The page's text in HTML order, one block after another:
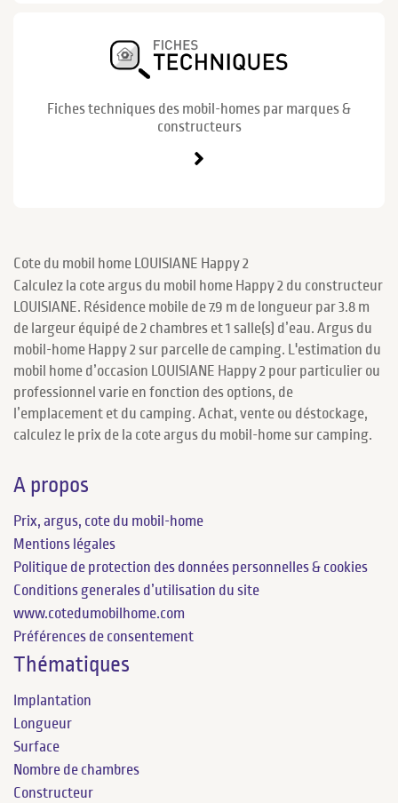
Fiches techniques des mobil-homes par marques &
constructeurs
Cote du mobil home LOUISIANE Happy 2
Calculez la cote argus du mobil home Happy 2 du constructeur
LOUISIANE. Résidence mobile de 7.9 m de longueur par 3.8 m
de largeur équipé de 2 chambres et 1 salle(s) d’eau. Argus du
mobil-home Happy 2 sur parcelle de camping. L'estimation du
mobil home d’occasion LOUISIANE Happy 2 pour particulier ou
professionnel varie en fonction des options, de
l’emplacement et du camping. Achat, vente ou déstockage,
calculez le prix de la cote argus du mobil-home sur camping.
A propos
Prix, argus, cote du mobil-home
Mentions légales
Politique de protection des données personnelles & cookies
Conditions generales d’utilisation du site
www.cotedumobilhome.com
Préférences de consentement
Thématiques
Implantation
Longueur
Surface
Nombre de chambres
Constructeur